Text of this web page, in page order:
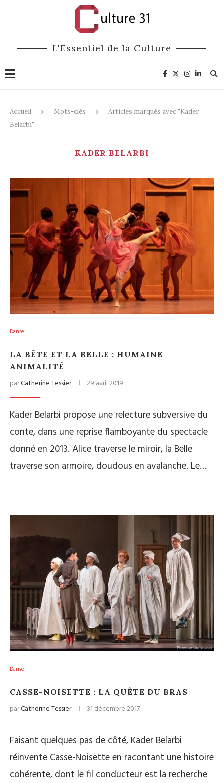
L'Essentiel de la Culture
Accueil Mots-clés
Articles marqués avec "Kader
Belarbi"
KADER BELARBI
Danse
LA BÊTE ET LA BELLE : HUMAINE
ANIMALITÉ
parCatherine Tessier 29 avril 2019
Kader Belarbi propose une relecture subversive du
conte, dans une reprise flamboyante du spectacle
donné en 2013. Alice traverse le miroir, la Belle
traverse son armoire, doudous en avalanche. Le…
Danse
CASSE-NOISETTE : LA QUÊTE DU BRAS
parCatherine Tessier 31 décembre 2017
Faisant quelques pas de côté, Kader Belarbi
réinvente Casse-Noisette en racontant une histoire
cohérente, dont le fil conducteur est la recherche